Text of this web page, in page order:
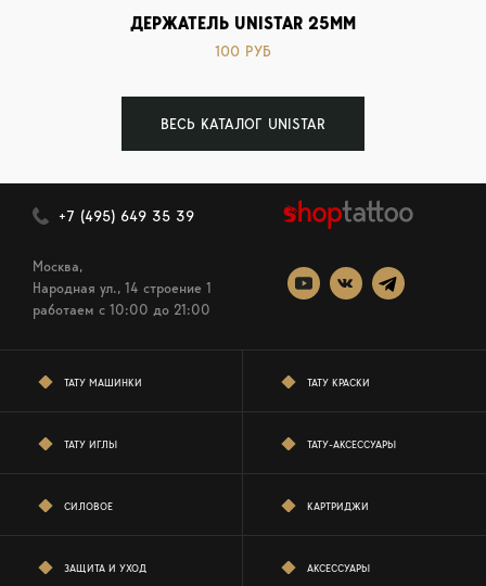
ДЕРЖАТЕЛЬ UNISTAR 25ММ
100 РУБ
ВЕСЬ КАТАЛОГ UNISTAR
+7 (495) 649 35 39
Москва,
Народная ул., 14 строение 1
работаем c 10:00 до 21:00
ТАТУ МАШИНКИ ТАТУ КРАСКИ
ТАТУ ИГЛЫ ТАТУ-АКСЕССУАРЫ
СИЛОВОЕ КАРТРИДЖИ
ЗАЩИТА И УХОД АКСЕССУАРЫ